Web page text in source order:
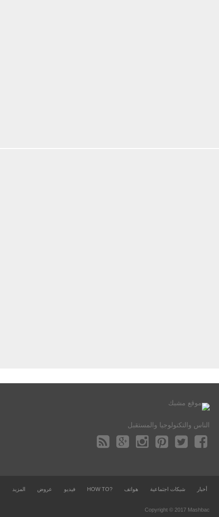
الناس والتكنولوجيا والمستقبل
أخبار شبكات اجتماعية هواتف ?HOW TO فيديو عروض المزيد
Copyright © 2017 Mashbac